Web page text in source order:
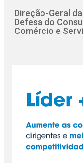
Direção-Geral da
Defesa do
Comércio e